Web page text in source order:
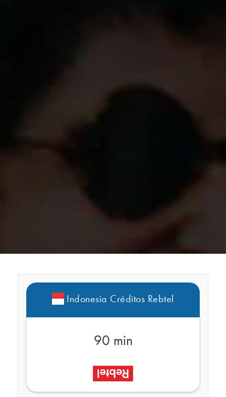
Indonesia Créditos Rebtel
90 min